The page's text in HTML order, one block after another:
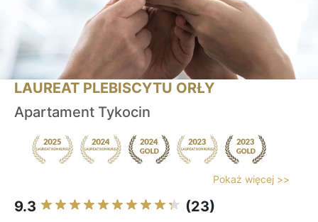
LAUREAT PLEBISCYTU ORŁY
Apartament Tykocin
Pokaż więcej >>
9.3 (23)